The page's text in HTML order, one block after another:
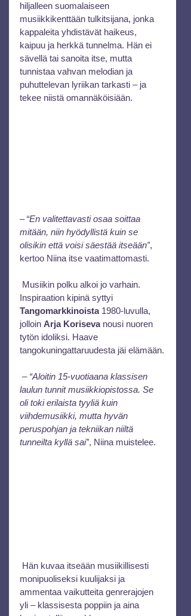
hiljalleen suomalaiseen
musiikkikenttään tulkitsijana, jonka
kappaleita yhdistävät haikeus,
kaipuu ja herkkä tunnelma. Hän ei
sävellä tai sanoita itse, mutta
tunnistaa vahvan melodian ja
puhuttelevan lyriikan tarkasti – ja
tekee niistä omannäköisiään.
– “En valitettavasti osaa soittaa
mitään, niin hyödyllistä kuin se
olisikin että voisi säestää itseään”,
kertoo Niina itse vaatimattomasti.
Musiikin polku alkoi jo varhain.
Inspiraation kipinä syttyi
Tangomarkkinoista 1980-luvulla,
jolloin Arja Koriseva nousi nuoren
tytön idoliksi. Haave
tangokuningattaruudesta jäi elämään.
– “Aloitin 15-vuotiaana klassisen
laulun tunnit musiikkiopistossa. Se
oli toki erilaista tyyliä kuin
viihdemusiikki, mutta hyvän
peruspohjan ja tekniikan niiltä
tunneilta kyllä sai”, Niina muistelee.
Hän kuvaa itseään musiikillisesti
monipuoliseksi kuulijaksi ja
ammentaa vaikutteita genrerajojen
yli – klassisesta poppiin ja aina